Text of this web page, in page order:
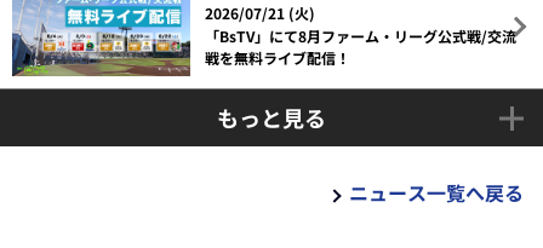
2026/07/21 (火)
「BsTV」にて8月ファーム・リーグ公式戦/交流
戦を無料ライブ配信！
もっと見る
ニュース一覧へ戻る